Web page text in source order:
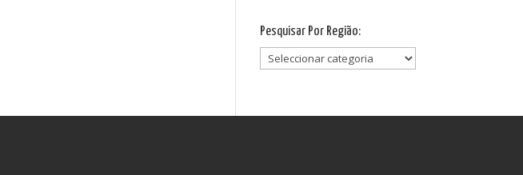
Pesquisar Por Região:
Pesquisar
Por